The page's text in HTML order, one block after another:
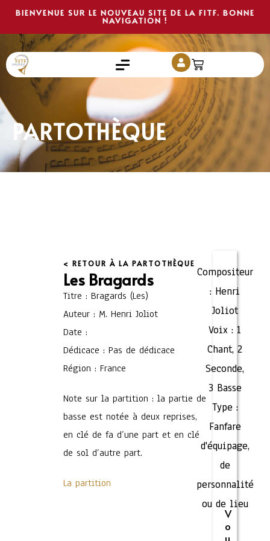
BIENVENUE SUR LE NOUVEAU SITE DE LA FITF. BONNE
NAVIGATION !
PARTOTHÈQUE
< RETOUR À LA PARTOTHÈQUE
Les Bragards
Titre : Bragards (Les)
Auteur : M. Henri Joliot
Date :
Dédicace : Pas de dédicace
Région : France
Note sur la partition : la partie de
basse est notée à deux reprises,
en clé de fa d’une part et en clé
de sol d’autre part.
La partition
Compositeur
: Henri
Joliot
Voix : 1
Chant,2
Seconde,
3 Basse
Type :
Fanfare
d'équipage,
de
personnalité
ou de lieu
V
o
u